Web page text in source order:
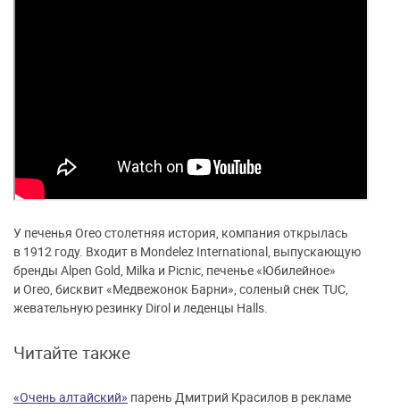
У печенья Oreo столетняя история, компания открылась
в 1912 году. Входит в Mondelez International, выпускающую
бренды Alpen Gold, Milka и Picnic, печенье «Юбилейное»
и Oreo, бисквит «Медвежонок Барни», соленый снек TUC,
жевательную резинку Dirol и леденцы Halls.
Читайте также
«Очень алтайский» парень Дмитрий Красилов в рекламе